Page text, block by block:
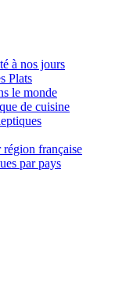
à nos jours
Plats
le monde
de cuisine
région française
par pays